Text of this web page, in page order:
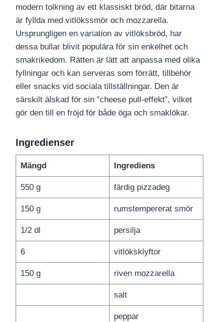
modern tolkning av ett klassiskt bröd, där bitarna
är fyllda med vitlökssmör och mozzarella.
Ursprungligen en variation av vitlöksbröd, har
dessa bullar blivit populära för sin enkelhet och
smakrikedom. Rätten är lätt att anpassa med olika
fyllningar och kan serveras som förrätt, tillbehör
eller snacks vid sociala tillställningar. Den är
särskilt älskad för sin ”cheese pull-effekt”, vilket
gör den till en fröjd för både öga och smaklökar.
Ingredienser
Mängd Ingrediens
550 g färdig pizzadeg
150 g rumstempererat smör
1/2 dl persilja
6 vitlöksklyftor
150 g riven mozzarella
salt
peppar